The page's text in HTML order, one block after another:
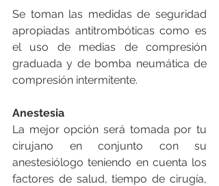
Se toman las medidas de seguridad
apropiadas antitrombóticas como es
el uso de medias de compresión
graduada y de bomba neumática de
compresión intermitente.
Anestesia
La mejor opción será tomada por tu
cirujano en conjunto con su
anestesiólogo teniendo en cuenta los
factores de salud, tiempo de cirugía,